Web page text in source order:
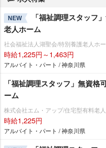
NEW
「福祉調理スタッフ
老人ホーム
社会福祉法人湖聖会/特別養護老人ホ
時給1,225円～1,463円
アルバイト・パート / 神奈川県
「福祉調理スタッフ」無資
ーム
株式会社エム・アップ/住宅型有料老
時給1,225円
アルバイト・パート / 神奈川県